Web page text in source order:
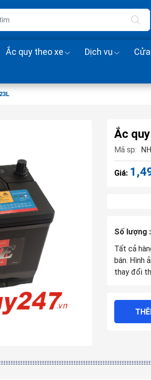
Ắc quy theo xe Dịch vụ
Ắc
Mã sp:
Giá:
Số lượng :
Tất cả
bán. Hình
thay đổi